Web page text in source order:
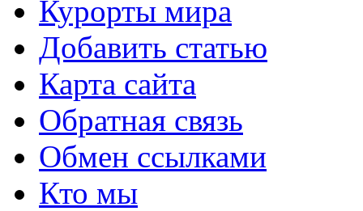
Курорты мира
Добавить статью
Карта сайта
Обратная связь
Обмен ссылками
Кто мы